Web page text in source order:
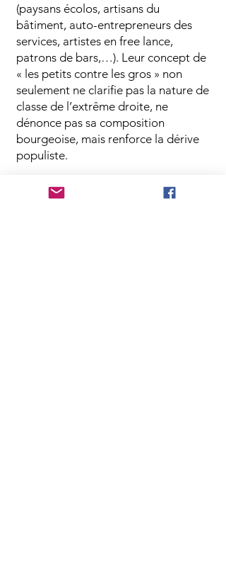
(paysans écolos, artisans du
bâtiment, auto-entrepreneurs des
services, artistes en free lance,
patrons de bars,…). Leur concept de
« les petits contre les gros » non
seulement ne clarifie pas la nature de
classe de l’extrême droite, ne
dénonce pas sa composition
bourgeoise, mais renforce la dérive
populiste.
La stratégie idéaliste de la Gauche,